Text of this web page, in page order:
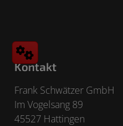
Kontakt
Frank Schwätzer GmbH
Im Vogelsang 89
45527 Hattingen